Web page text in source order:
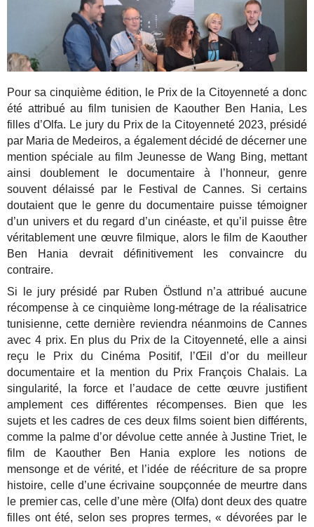
Pour sa cinquième édition, le Prix de la Citoyenneté a donc
été attribué au film tunisien de Kaouther Ben Hania, Les
filles d’Olfa. Le jury du Prix de la Citoyenneté 2023, présidé
par Maria de Medeiros, a également décidé de décerner une
mention spéciale au film Jeunesse de Wang Bing, mettant
ainsi doublement le documentaire à l’honneur, genre
souvent délaissé par le Festival de Cannes. Si certains
doutaient que le genre du documentaire puisse témoigner
d’un univers et du regard d’un cinéaste, et qu’il puisse être
véritablement une œuvre filmique, alors le film de Kaouther
Ben Hania devrait définitivement les convaincre du
contraire.
Si le jury présidé par Ruben Östlund n’a attribué aucune
récompense à ce cinquième long-métrage de la réalisatrice
tunisienne, cette dernière reviendra néanmoins de Cannes
avec 4 prix. En plus du Prix de la Citoyenneté, elle a ainsi
reçu le Prix du Cinéma Positif, l’Œil d’or du meilleur
documentaire et la mention du Prix François Chalais. La
singularité, la force et l’audace de cette œuvre justifient
amplement ces différentes récompenses. Bien que les
sujets et les cadres de ces deux films soient bien différents,
comme la palme d’or dévolue cette année à Justine Triet, le
film de Kaouther Ben Hania explore les notions de
mensonge et de vérité, et l’idée de réécriture de sa propre
histoire, celle d’une écrivaine soupçonnée de meurtre dans
le premier cas, celle d’une mère (Olfa) dont deux des quatre
filles ont été, selon ses propres termes, « dévorées par le